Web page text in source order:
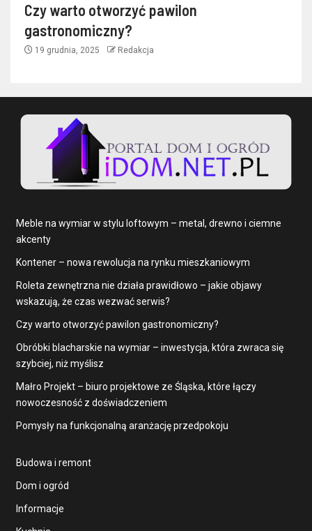
Czy warto otworzyć pawilon
gastronomiczny?
19 grudnia, 2025 Redakcja
Meble na wymiar w stylu loftowym – metal, drewno i ciemne
akcenty
Kontener – nowa rewolucja na rynku mieszkaniowym
Roleta zewnętrzna nie działa prawidłowo – jakie objawy
wskazują, że czas wezwać serwis?
Czy warto otworzyć pawilon gastronomiczny?
Obróbki blacharskie na wymiar – inwestycja, która zwraca się
szybciej, niż myślisz
Małro Projekt – biuro projektowe ze Śląska, które łączy
nowoczesność z doświadczeniem
Pomysły na funkcjonalną aranżację przedpokoju
Budowa i remont
Dom i ogród
Informacje